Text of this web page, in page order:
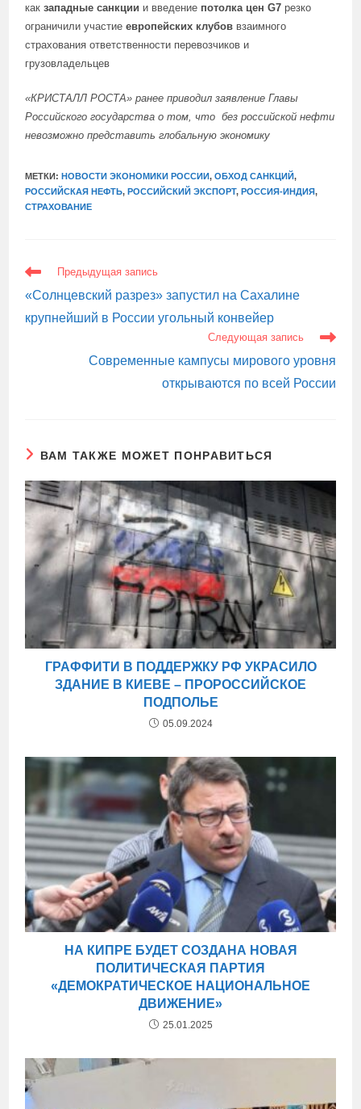
какзападные санкции и введение потолка цен G7резко
ограничили участиеевропейских клубов взаимного
страхования ответственности перевозчиков и
грузовладельцев
«КРИСТАЛЛ РОСТА»ранее приводил заявление Главы
Российского государства о том, что без российской нефти
невозможно представить глобальную экономику
МЕТКИ:НОВОСТИ ЭКОНОМИКИ РОССИИ, ОБХОД САНКЦИЙ,
РОССИЙСКАЯ НЕФТЬ, РОССИЙСКИЙ ЭКСПОРТ, РОССИЯ-ИНДИЯ,
СТРАХОВАНИЕ
ЕЩЕ
СТАТЬИ
Предыдущая запись
«Солнцевский разрез» запустил на Сахалине
крупнейший в России угольный конвейер
Следующая запись
Современные кампусы мирового уровня
открываются по всей России
ВАМ ТАКЖЕ МОЖЕТ ПОНРАВИТЬСЯ
ГРАФФИТИ В ПОДДЕРЖКУ РФ УКРАСИЛО
ЗДАНИЕ В КИЕВЕ – ПРОРОССИЙСКОЕ
ПОДПОЛЬЕ
05.09.2024
НА КИПРЕ БУДЕТ СОЗДАНА НОВАЯ
ПОЛИТИЧЕСКАЯ ПАРТИЯ
«ДЕМОКРАТИЧЕСКОЕ НАЦИОНАЛЬНОЕ
ДВИЖЕНИЕ»
25.01.2025